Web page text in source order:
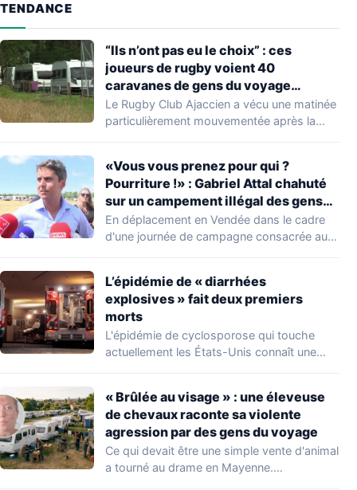
TENDANCE
“Ils n’ont pas eu le choix” : ces
joueurs de rugby voient 40
caravanes de gens du voyage
s’installer dans leur stade, ils les
délogent en moins d’1 heure
Le Rugby Club Ajaccien a vécu une matinée
particulièrement mouvementée après la
«Vous vous prenez pour qui ?
Pourriture !» : Gabriel Attal chahuté
sur un campement illégal des gens
du voyage
En déplacement en Vendée dans le cadre
d'une journée de campagne consacrée aux
L’épidémie de « diarrhées
explosives » fait deux premiers
morts
L'épidémie de cyclosporose qui touche
actuellement les États-Unis connaît une
« Brûlée au visage » : une éleveuse
de chevaux raconte sa violente
agression par des gens du voyage
Ce qui devait être une simple vente d'animal
a tourné au drame en Mayenne.…